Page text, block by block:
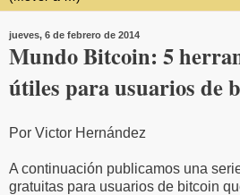
jueves, 6 de febrero de 2014
Mundo Bitcoin: 5
útiles para usuarios de
Por Victor Hernández
A continuación publicamos una
gratuitas para usuarios de bitcoin